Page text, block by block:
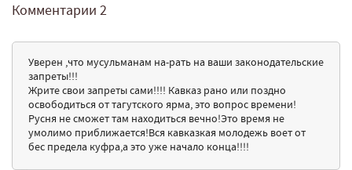
Комментарии 2
Уверен ,что мусульманам на-рать на ваши законодательские
запреты!!!
Жрите свои запреты сами!!!! Кавказ рано или поздно
освободиться от тагутского ярма, это вопрос времени!
Русня не сможет там находиться вечно!Это время не
умолимо приближается!Вся кавказкая молодежь воет от
бес предела куфра,а это уже начало конца!!!!